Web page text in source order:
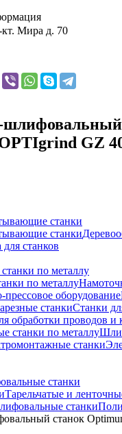
Мира д. 70
шлифовальный
GZ
станки
станки
станков
по металлу
по металлу
прессовое оборудование
станкиСтанки
обработки проводов и
станки по металлу
станки
станки
Тарельчатые и
станки
станок